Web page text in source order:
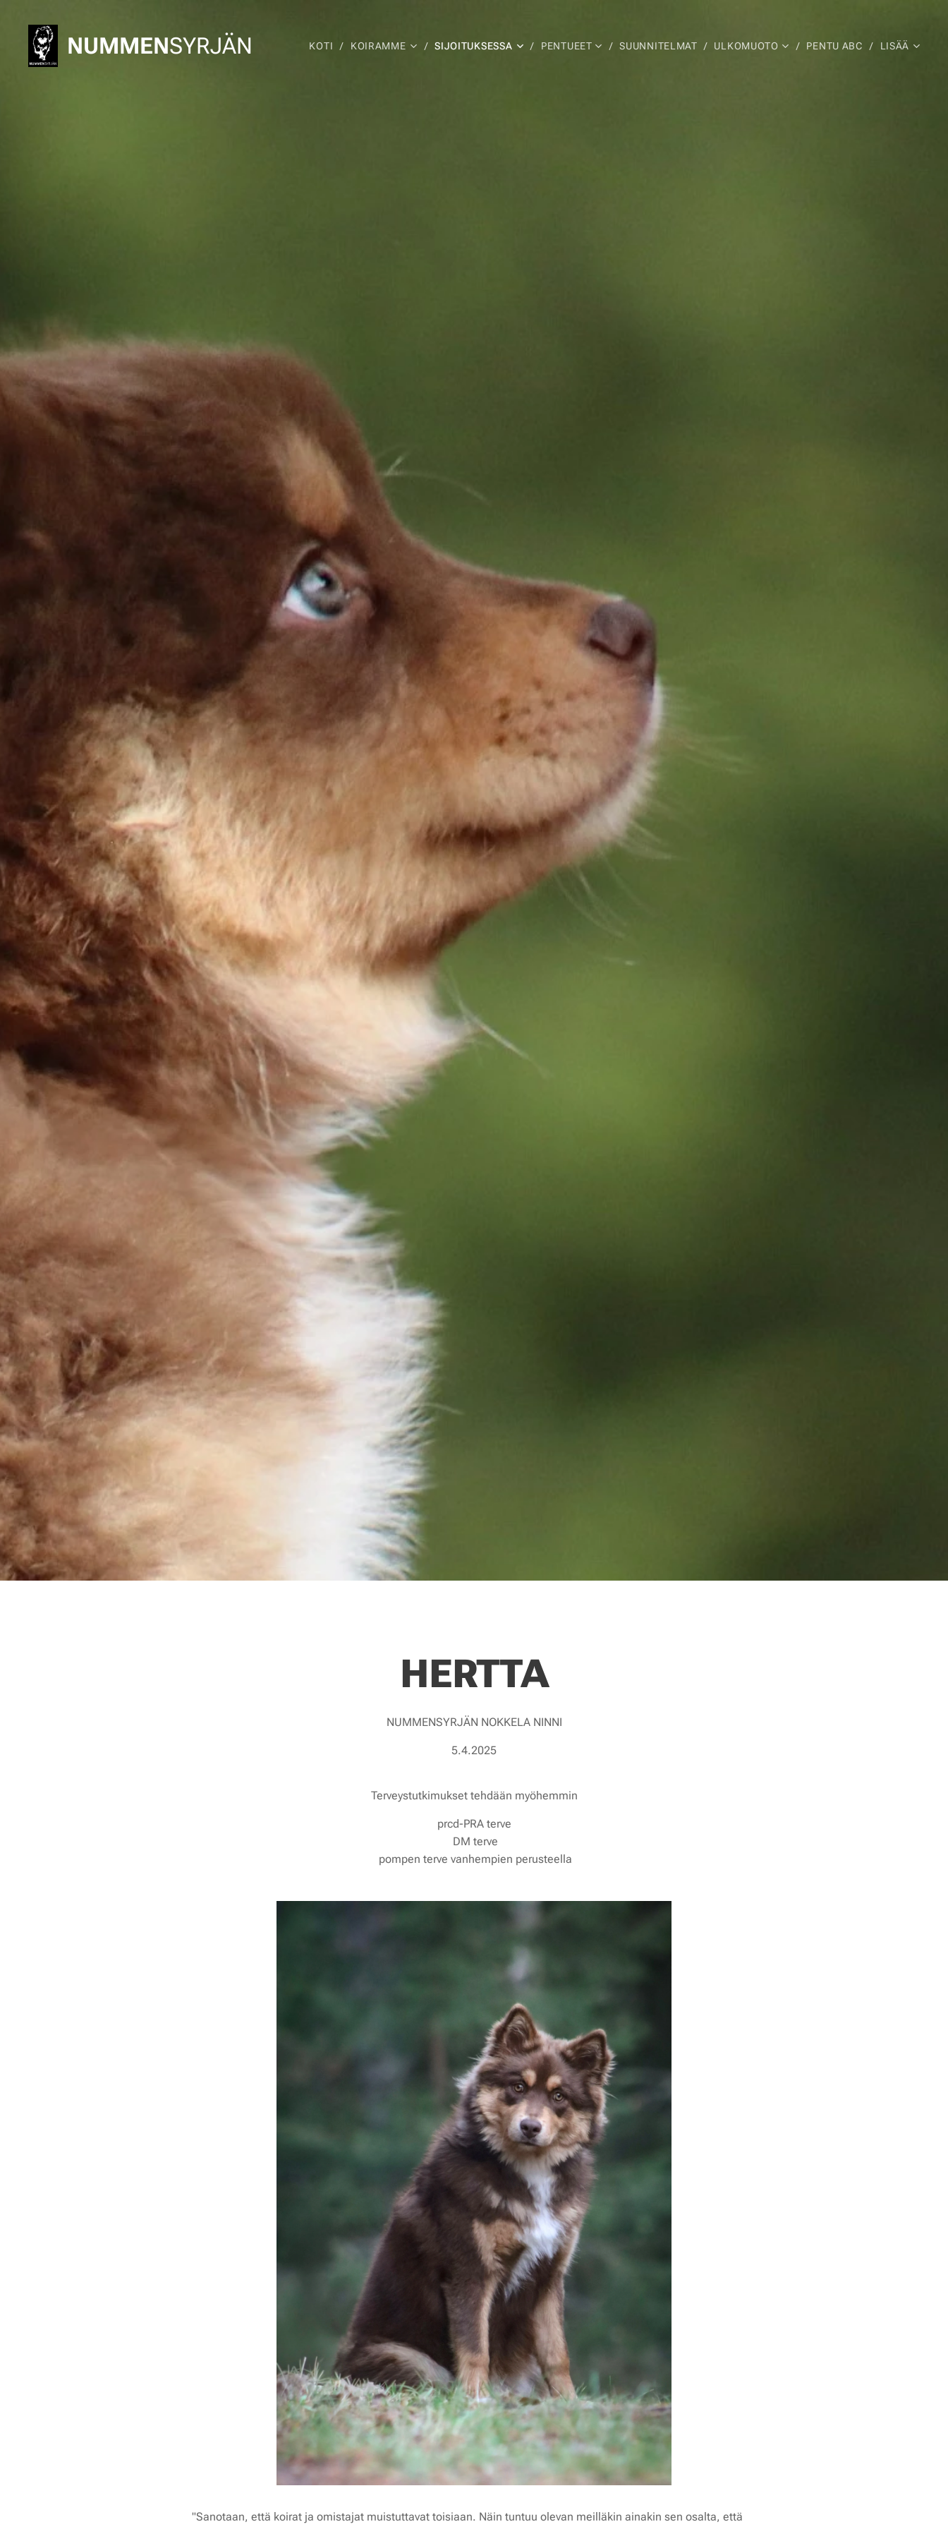
NUMMENSYRJÄN KOTI KOIRAMME SIJOITUKSESSA PENTUEET SUUNNITELMAT ULKOMUOTO PENTU ABC LISÄÄ
HERTTA
NUMMENSYRJÄN NOKKELA NINNI
5.4.2025
Terveystutkimukset tehdään myöhemmin
prcd-PRA terve
DM terve
pompen terve vanhempien perusteella
"Sanotaan, että koirat ja omistajat muistuttavat toisiaan. Näin tuntuu olevan meilläkin ainakin sen osalta, että